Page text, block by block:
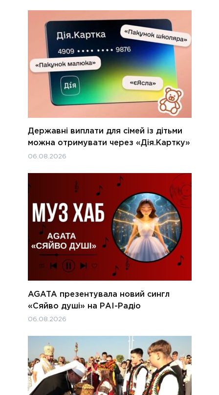
Державні виплати для сімей із дітьми
можна отримувати через «Дія.Картку»
06.08.2026
AGATA презентувала новий сингл
«Сяйво душі» на РАІ-Радіо
06.08.2026